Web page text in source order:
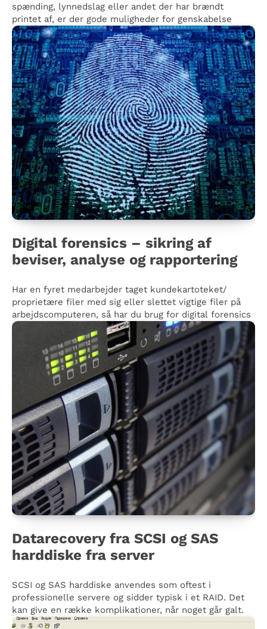
spænding, lynnedslag eller andet der har brændt
printet af, er der gode muligheder for genskabelse
Digital forensics – sikring af
beviser, analyse og rapportering
Har en fyret medarbejder taget kundekartoteket/
proprietære filer med sig eller slettet vigtige filer på
arbejdscomputeren, så har du brug for digital forensics
Datarecovery fra SCSI og SAS
harddiske fra server
SCSI og SAS harddiske anvendes som oftest i
professionelle servere og sidder typisk i et RAID. Det
kan give en række komplikationer, når noget går galt.